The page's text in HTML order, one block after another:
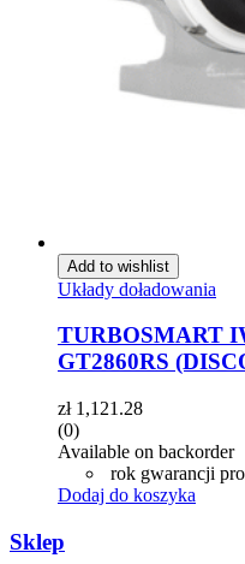
Add to wishlist
Układy doładowania
TURBOSMART
GT2860RS
zł1,121.28
(0)
Available on backorder
rok gwarancji
Dodaj do koszyka
Sklep